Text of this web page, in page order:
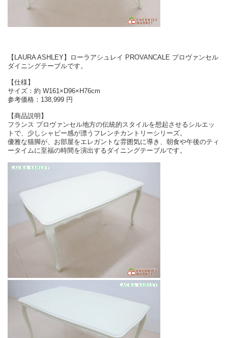
【LAURA ASHLEY】ローラアシュレイ PROVANCALE プロヴァンセル
ダイニングテーブルです。
【仕様】
サイズ：約 W161×D96×H76cm
参考価格：138,999 円
【商品説明】
フランス プロヴァンセル地方の伝統的スタイルを想起させるシルエッ
トで、少しシャビー感が漂うフレンチカントリーシリーズ。
優雅な猫脚が、お部屋をエレガントな雰囲気に導き、朝食や午後のティ
ータイムに至福の時間を演出するダイニングテーブルです。